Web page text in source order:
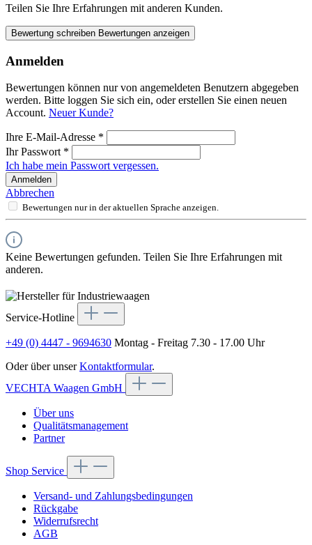
Teilen Sie Ihre Erfahrungen mit anderen Kunden.
Bewertung schreiben Bewertungen anzeigen
Anmelden
Bewertungen können nur von angemeldeten Benutzern abgegeben
werden. Bitte loggen Sie sich ein, oder erstellen Sie einen neuen
Account. Neuer Kunde?
Ihre E-Mail-Adresse *
Ihr Passwort *
Ich habe mein Passwort vergessen.
Anmelden
Abbrechen
Bewertungen nur in der aktuellen Sprache anzeigen.
Keine Bewertungen gefunden. Teilen Sie Ihre Erfahrungen mit
anderen.
Service-Hotline
+49 (0) 4447 - 9694630 Montag - Freitag 7.30 - 17.00 Uhr
Oder über unserKontaktformular.
VECHTA Waagen GmbH
Über uns
Qualitätsmanagement
Partner
Shop Service
Versand- und Zahlungsbedingungen
Rückgabe
Widerrufsrecht
AGB